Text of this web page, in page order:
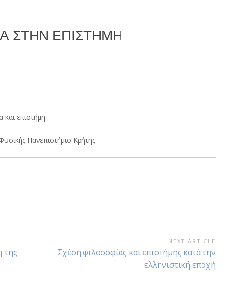
ΣΤΗΝ ΕΠΙΣΤΉΜΗ
και επιστήμη
Πανεπιστήμιο Κρήτης
της
NEXT ARTICLE
Next
Σχέση φιλοσοφίας και επιστήμης κατά την
ελληνιστική εποχή